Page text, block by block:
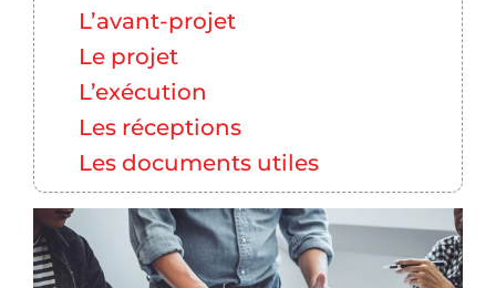
L’avant-projet
Le projet
L’exécution
Les réceptions
Les documents utiles